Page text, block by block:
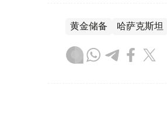
黄金储备 哈萨克斯坦